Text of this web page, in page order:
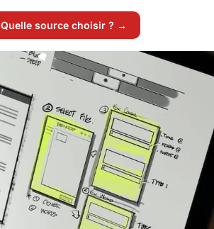
Quelle source choisir ? →